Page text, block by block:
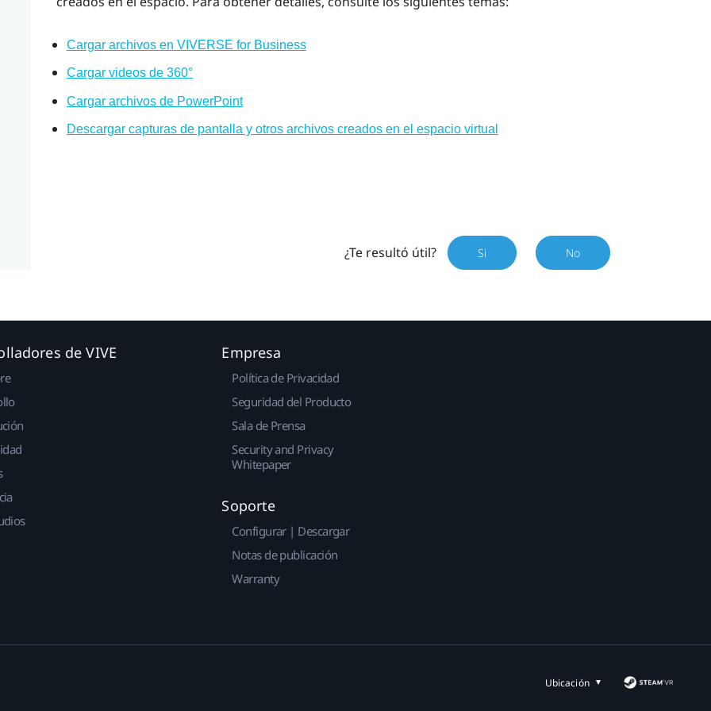
Cargar archivos en VIVERSE for Business
Cargar videos de 360°
Cargar archivos de PowerPoint
Descargar capturas de pantalla y otros archivos creados en el espacio virtual
¿Te resultó útil? Si No
de VIVE Empresa
Política de Privacidad
Seguridad del Producto
Sala de Prensa
Security and Privacy
Whitepaper
Soporte
Configurar | Descargar
Notas de publicación
Warranty
Ubicación